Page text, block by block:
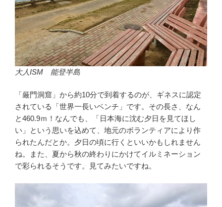
大人ISM 能登半島
「厳門洞窟」から約10分で到着するのが、ギネスに認定
されている「世界一長いベンチ」です。その長さ、なん
と460.9ｍ！なんでも、「日本海に沈む夕日を見てほし
い」という思いを込めて、地元のボランティアにより作
られたんだとか。夕日の頃に行くといいかもしれません
ね。また、夏から秋の終わりにかけてイルミネーション
で彩られるそうです。見てみたいですね。